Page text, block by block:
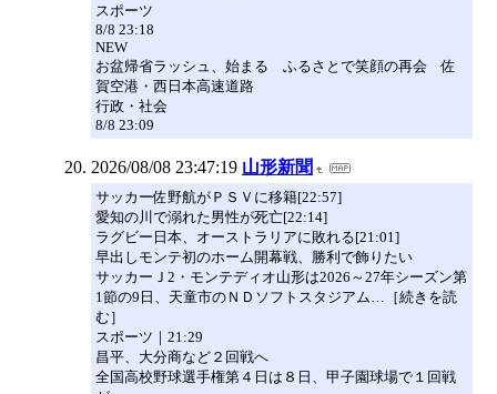
スポーツ
8/8 23:18
NEW
お盆帰省ラッシュ、始まる ふるさとで笑顔の再会 佐
賀空港・西日本高速道路
行政・社会
8/8 23:09
2026/08/08 23:47:19 山形新聞
サッカー佐野航がＰＳＶに移籍[22:57]
愛知の川で溺れた男性が死亡[22:14]
ラグビー日本、オーストラリアに敗れる[21:01]
早出しモンテ初のホーム開幕戦、勝利で飾りたい
サッカーＪ2・モンテディオ山形は2026～27年シーズン第
1節の9日、天童市のＮＤソフトスタジアム…［続きを読
む］
スポーツ｜21:29
昌平、大分商など２回戦へ
全国高校野球選手権第４日は８日、甲子園球場で１回戦